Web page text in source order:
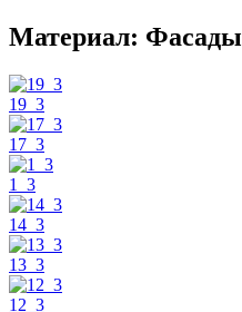
Материал: Фасады
19_3
17_3
1_3
14_3
13_3
12_3